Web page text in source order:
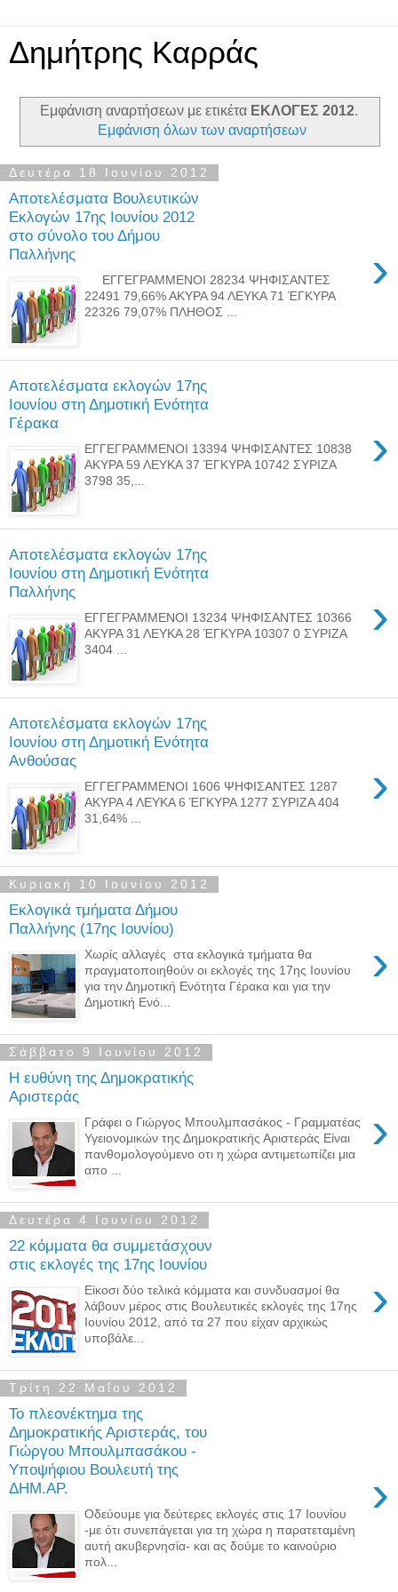
Δημήτρης Καρράς
Εμφάνιση αναρτήσεων με ετικέτα ΕΚΛΟΓΕΣ 2012.
Εμφάνιση όλων των αναρτήσεων
Δευτέρα 18 Ιουνίου 2012
Αποτελέσματα Βουλευτικών
Εκλογών 17ης Ιουνίου 2012
στο σύνολο του Δήμου
Παλλήνης
›
ΕΓΓΕΓΡΑΜMΕΝΟΙ 28234 ΨΗΦΙΣΑΝΤΕΣ
22491 79,66% ΑΚΥΡΑ 94 ΛΕΥΚΑ 71 ΈΓΚΥΡΑ
22326 79,07% ΠΛΗΘΟΣ ...
Αποτελέσματα εκλογών 17ης
Ιουνίου στη Δημοτική Ενότητα
Γέρακα
›
ΕΓΓΕΓΡΑΜMΕΝΟΙ 13394 ΨΗΦΙΣΑΝΤΕΣ 10838
ΑΚΥΡΑ 59 ΛΕΥΚΑ 37 ΈΓΚΥΡΑ 10742 ΣΥΡΙΖΑ
3798 35,...
Αποτελέσματα εκλογών 17ης
Ιουνίου στη Δημοτική Ενότητα
Παλλήνης
›
ΕΓΓΕΓΡΑΜMΕΝΟΙ 13234 ΨΗΦΙΣΑΝΤΕΣ 10366
ΑΚΥΡΑ 31 ΛΕΥΚΑ 28 ΈΓΚΥΡΑ 10307 0 ΣΥΡΙΖΑ
3404 ...
Αποτελέσματα εκλογών 17ης
Ιουνίου στη Δημοτική Ενότητα
Ανθούσας
›
ΕΓΓΕΓΡΑΜMΕΝΟΙ 1606 ΨΗΦΙΣΑΝΤΕΣ 1287
ΑΚΥΡΑ 4 ΛΕΥΚΑ 6 ΈΓΚΥΡΑ 1277 ΣΥΡΙΖΑ 404
31,64% ...
Κυριακή 10 Ιουνίου 2012
Εκλογικά τμήματα Δήμου
Παλλήνης (17ης Ιουνίου)
›
Χωρίς αλλαγές στα εκλογικά τμήματα θα
πραγματοποιηθούν οι εκλογές της 17ης Ιουνίου
για την Δημοτική Ενότητα Γέρακα και για την
Δημοτική Ενό...
Σάββατο 9 Ιουνίου 2012
Η ευθύνη της Δημοκρατικής
Αριστεράς
›
Γράφει ο Γιώργος Μπουλμπασάκος - Γραμματέας
Υγειονομικών της Δημοκρατικής Αριστεράς Είναι
πανθομολογούμενο οτι η χώρα αντιμετωπίζει μια
απο ...
Δευτέρα 4 Ιουνίου 2012
22 κόμματα θα συμμετάσχουν
στις εκλογές της 17ης Ιουνίου
›
Είκοσι δύο τελικά κόμματα και συνδυασμοί θα
λάβουν μέρος στις Βουλευτικές εκλογές της 17ης
Ιουνίου 2012, από τα 27 που είχαν αρχικώς
υποβάλε...
Τρίτη 22 Μαΐου 2012
Το πλεονέκτημα της
Δημοκρατικής Αριστεράς, του
Γιώργου Μπουλμπασάκου -
Υποψήφιου Βουλευτή της
ΔΗΜ.ΑΡ.
›
Οδεύουμε για δεύτερες εκλογές στις 17 Ιουνίου
-με ότι συνεπάγεται για τη χώρα η παρατεταμένη
αυτή ακυβερνησία- και ας δούμε το καινούριο
πολ...